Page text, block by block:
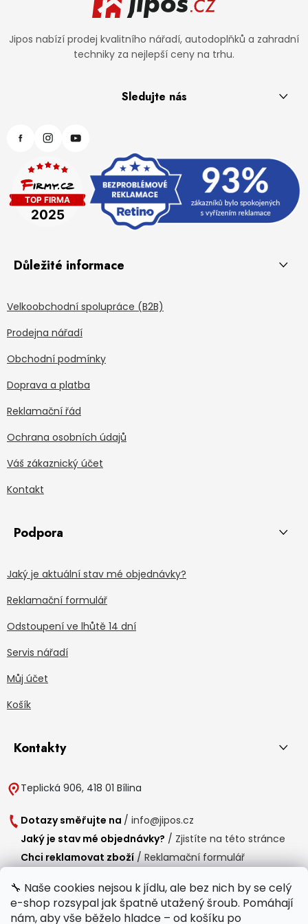
🔧 Naše cookies nejsou k jídlu, ale bez nich by se celý
e-shop rozsypal jak špatně utažený šroub. Pomáhají
nám, aby vše běželo hladce – od košíku po
Jipos nabízí prodej kvalitního nářadí, autodoplňků a zahradní
techniky za nejlepší ceny na trhu.
Sledujte nás
Důležité informace
Velkoobchodní spolupráce (B2B)
Prodejna nářadí
Obchodní podmínky
Doprava a platba
Reklamační řád
Ochrana osobních údajů
Váš zákaznický účet
Kontakt
Podpora
Jaký je aktuální stav mé objednávky?
Reklamační formulář
Odstoupení ve lhůtě 14 dní
Servis nářadí
Můj účet
Košík
Kontakty
Teplická 906, 418 01 Bílina
Dotazy směřujte na / info@jipos.cz
Jaký je stav mé objednávky? / Zjistíte na této stránce
Chci reklamovat zboží / Reklamační formulář
Provozní doba